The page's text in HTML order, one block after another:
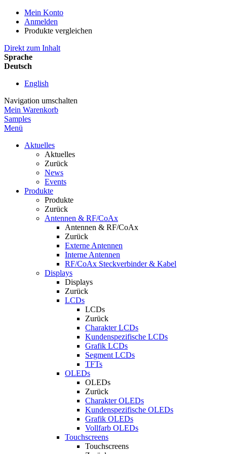
Mein Konto
Anmelden
Produkte vergleichen
Direkt zum Inhalt
Sprache
Deutsch
English
Navigation umschalten
Mein Warenkorb
Samples
Menü
Aktuelles
Aktuelles
Zurück
News
Events
Produkte
Produkte
Zurück
Antennen & RF/CoAx
Antennen & RF/CoAx
Zurück
Externe Antennen
Interne Antennen
RF/CoAx Steckverbinder & Kabel
Displays
Displays
Zurück
LCDs
LCDs
Zurück
Charakter LCDs
Kundenspezifische LCDs
Grafik LCDs
Segment LCDs
TFTs
OLEDs
OLEDs
Zurück
Charakter OLEDs
Kundenspezifische OLEDs
Grafik OLEDs
Vollfarb OLEDs
Touchscreens
Touchscreens